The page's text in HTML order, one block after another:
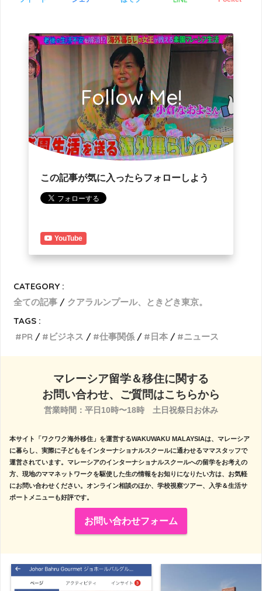
Follow Me!
この記事が気に入ったらフォローしよう
YouTube
CATEGORY :
全ての記事
クアラルンプール、ときどき東京。
TAGS :
PR
ビジネス 仕事関係 日本 ニュース
マレーシア留学＆移住に関する
お問い合わせ、ご質問はこちらから
営業時間：平日10時〜18時　土日祝祭日お休み
本サイト「ワクワク海外移住」を運営するWAKUWAKU MALAYSIAは、マレーシア
に暮らし、実際に子どもをインターナショナルスクールに通わせるママスタッフで
運営されています。マレーシアのインターナショナルスクールへの留学をお考えの
方、現地のママネットワークを駆使した生の情報をお知りになりたい方は、お気軽
にお問い合わせください。オンライン相談のほか、学校視察ツアー、入学＆生活サ
ポートメニューも好評です。
お問い合わせフォーム